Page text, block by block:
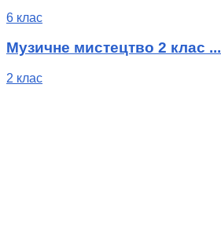
6 клас
Музичне мистецтво 2 клас ...
2 клас